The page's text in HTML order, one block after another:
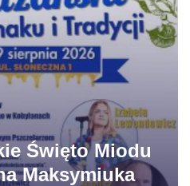
Święto Miodu
Maksymiuka